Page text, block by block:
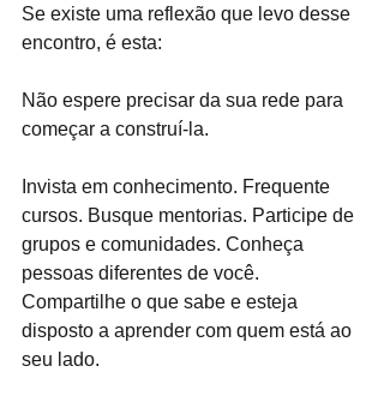
Se existe uma reflexão que levo desse
encontro, é esta:
Não espere precisar da sua rede para
começar a construí-la.
Invista em conhecimento. Frequente
cursos. Busque mentorias. Participe de
grupos e comunidades. Conheça
pessoas diferentes de você.
Compartilhe o que sabe e esteja
disposto a aprender com quem está ao
seu lado.